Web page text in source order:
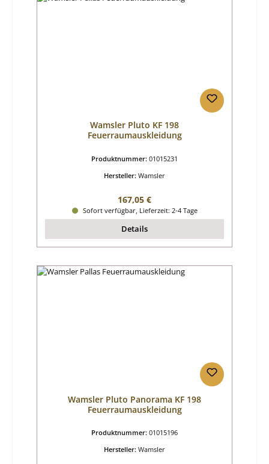
Wamsler Pluto KF 198
Feuerraumauskleidung
Produktnummer: 01015231
Hersteller: Wamsler
Regulärer Preis:
167,05 €
Sofort verfügbar, Lieferzeit: 2-4 Tage
Details
Wamsler Pluto Panorama KF 198
Feuerraumauskleidung
Produktnummer: 01015196
Hersteller: Wamsler